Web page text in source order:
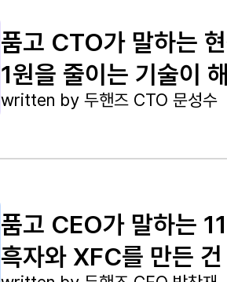
품고 CTO가 말하는
1원을 줄이는 기술이
written by 두핸즈 CTO 문성수
품고 CEO가 말하는
흑자와 XFC를 만든